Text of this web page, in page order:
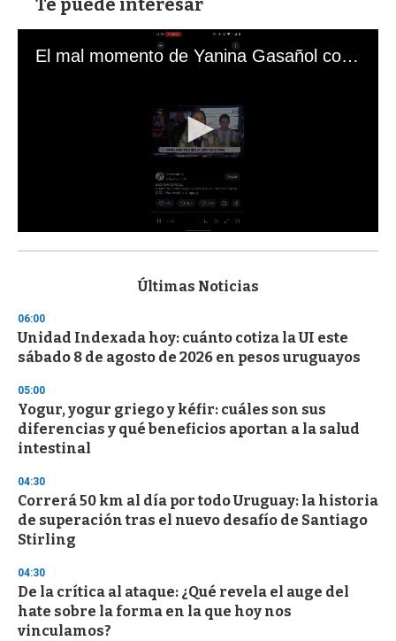
Te puede interesar
El mal momento de Yanina Gasañol con un hincha argentino en "Subrayado"
s
d
s
o
f
3
s
e
c
o
d
s
Últimas Noticias
06:00
Unidad Indexada hoy: cuánto cotiza la UI este
sábado 8 de agosto de 2026 en pesos uruguayos
05:00
Yogur, yogur griego y kéfir: cuáles son sus
diferencias y qué beneficios aportan a la salud
intestinal
04:30
Correrá 50 km al día por todo Uruguay: la historia
de superación tras el nuevo desafío de Santiago
Stirling
04:30
De la crítica al ataque: ¿Qué revela el auge del
hate sobre la forma en la que hoy nos
vinculamos?